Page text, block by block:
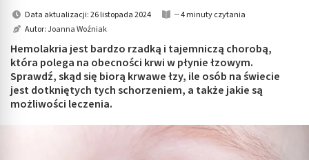
submenu: Kosmetyki
submenu: Higiena
submenu: Sprzęt medyczny
submenu: Intymne
Data aktualizacji: 26 listopada 2024
~ 4 minuty czytania
Autor:Joanna Woźniak
Hemolakria jest bardzo rzadką i tajemniczą chorobą,
która polega na obecności krwi w płynie łzowym.
Sprawdź, skąd się biorą krwawe łzy, ile osób na świecie
jest dotkniętych tych schorzeniem, a także jakie są
możliwości leczenia.